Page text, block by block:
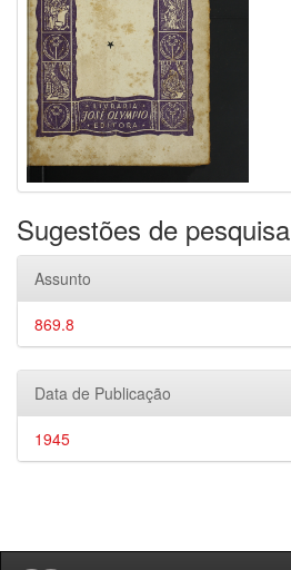
Sugestões de pesquisa
Assunto
869.8
Data de Publicação
1945